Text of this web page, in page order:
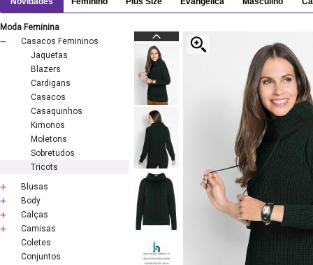
Moda Feminina
Casacos Femininos
Jaquetas
Blazers
Cardigans
Casacos
Casaquinhos
Kimonos
Moletons
Sobretudos
Tricots
Blusas
Body
Calças
Camisas
Coletes
Conjuntos